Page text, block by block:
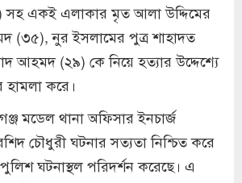
একই এলাকার মৃত আলা উদ্দিমের
(৩৫), নুর ইসলামের পুত্র শাহাদত
আহমদ (২৯) কে নিয়ে হত্যার উদ্দেশ্যে
করে।
মডেল থানা অফিসার ইনচার্জ
চৌধুরী ঘটনার সত্যতা নিশ্চিত করে
ঘটনাস্থল পরিদর্শন করেছে। এ